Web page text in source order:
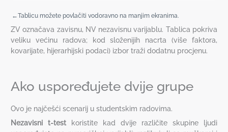
Tablicu možete povlačiti vodoravno na manjim ekranima.
ZV označava zavisnu, NV nezavisnu varijablu. Tablica pokriva
veliku većinu radova; kod složenijih nacrta (više faktora,
kovarijate, hijerarhijski podaci) izbor traži dodatnu procjenu.
Ako uspoređujete dvije grupe
Ovo je najčešći scenarij u studentskim radovima.
Nezavisni t-test koristite kad dvije različite skupine ljudi